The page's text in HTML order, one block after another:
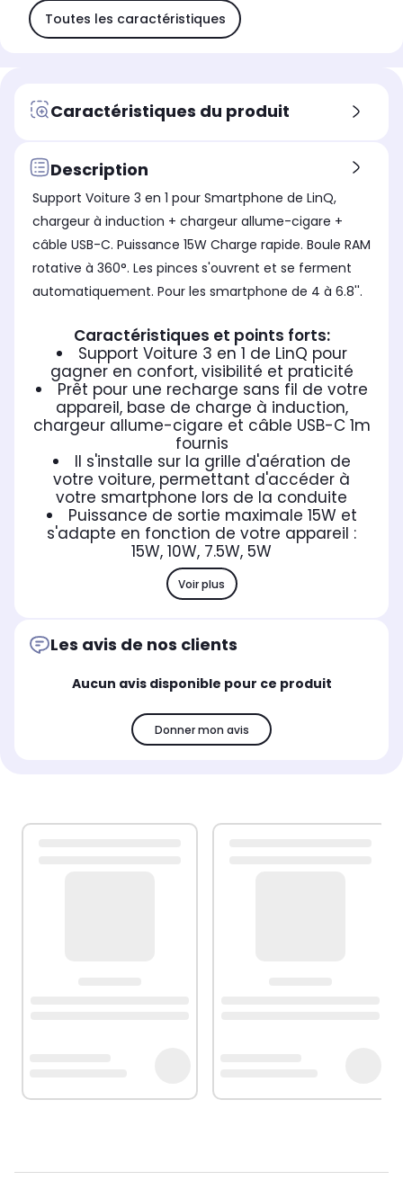
Toutes les caractéristiques
Caractéristiques du produit
Description
Support Voiture 3 en 1 pour Smartphone de LinQ,
chargeur à induction + chargeur allume-cigare +
câble USB-C. Puissance 15W Charge rapide. Boule RAM
rotative à 360°. Les pinces s'ouvrent et se ferment
automatiquement. Pour les smartphone de 4 à 6.8''.
Caractéristiques et points forts:
Support Voiture 3 en 1 de LinQ pour
gagner en confort, visibilité et praticité
Prêt pour une recharge sans fil de votre
appareil, base de charge à induction,
chargeur allume-cigare et câble USB-C 1m
fournis
Il s'installe sur la grille d'aération de
votre voiture, permettant d'accéder à
votre smartphone lors de la conduite
Puissance de sortie maximale 15W et
s'adapte en fonction de votre appareil :
15W, 10W, 7.5W, 5W
Voir plus
Les avis de nos clients
Aucun avis disponible pour ce produit
Donner mon avis